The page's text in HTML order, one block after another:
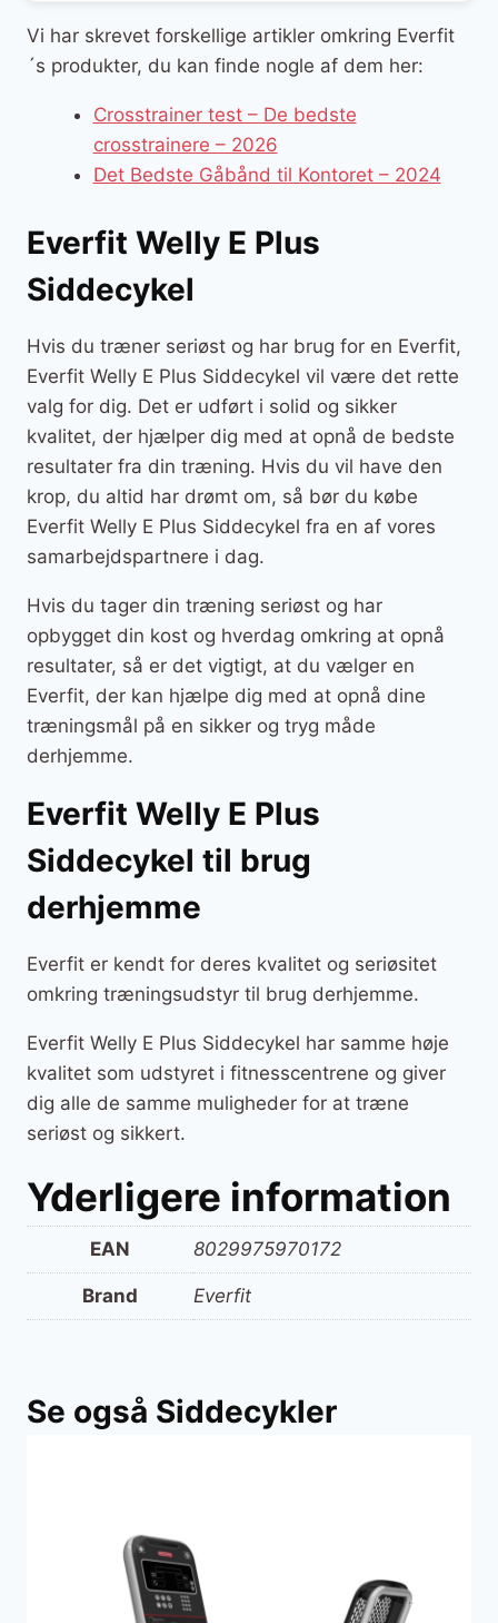
Vi har skrevet forskellige artikler omkring Everfit
´s produkter, du kan finde nogle af dem her:
Crosstrainer test – De bedste
crosstrainere – 2026
Det Bedste Gåbånd til Kontoret – 2024
Everfit Welly E Plus
Siddecykel
Hvis du træner seriøst og har brug for en Everfit,
Everfit Welly E Plus Siddecykel vil være det rette
valg for dig. Det er udført i solid og sikker
kvalitet, der hjælper dig med at opnå de bedste
resultater fra din træning. Hvis du vil have den
krop, du altid har drømt om, så bør du købe
Everfit Welly E Plus Siddecykel fra en af vores
samarbejdspartnere i dag.
Hvis du tager din træning seriøst og har
opbygget din kost og hverdag omkring at opnå
resultater, så er det vigtigt, at du vælger en
Everfit, der kan hjælpe dig med at opnå dine
træningsmål på en sikker og tryg måde
derhjemme.
Everfit Welly E Plus
Siddecykel til brug
derhjemme
Everfit er kendt for deres kvalitet og seriøsitet
omkring træningsudstyr til brug derhjemme.
Everfit Welly E Plus Siddecykel har samme høje
kvalitet som udstyret i fitnesscentrene og giver
dig alle de samme muligheder for at træne
seriøst og sikkert.
Yderligere information
EAN 8029975970172
Brand Everfit
Se også Siddecykler